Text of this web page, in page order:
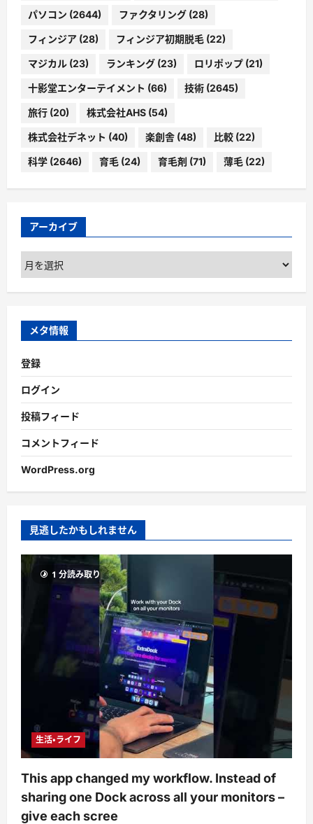
パソコン (2644) ファクタリング (28)
フィンジア (28) フィンジア初期脱毛 (22)
マジカル (23) ランキング (23) ロリポップ (21)
十影堂エンターテイメント (66) 技術 (2645)
旅行 (20) 株式会社AHS (54)
株式会社デネット (40) 楽創舎 (48) 比較 (22)
科学 (2646) 育毛 (24) 育毛剤 (71) 薄毛 (22)
アーカイブ
ア
ー
カ
ブ
メタ情報
登録
ログイン
投稿フィード
コメントフィード
WordPress.org
見逃したかもしれません
1 分読み取り
生活・ライフ
This app changed my workflow. Instead of
sharing one Dock across all your monitors –
give each scree